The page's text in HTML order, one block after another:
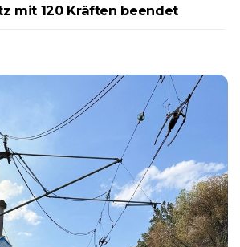
mit 120 Kräften beendet